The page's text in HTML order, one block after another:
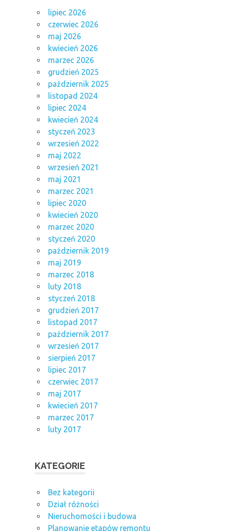
lipiec 2026
czerwiec 2026
maj 2026
kwiecień 2026
marzec 2026
grudzień 2025
październik 2025
listopad 2024
lipiec 2024
kwiecień 2024
styczeń 2023
wrzesień 2022
maj 2022
wrzesień 2021
maj 2021
marzec 2021
lipiec 2020
kwiecień 2020
marzec 2020
styczeń 2020
październik 2019
maj 2019
marzec 2018
luty 2018
styczeń 2018
grudzień 2017
listopad 2017
październik 2017
wrzesień 2017
sierpień 2017
lipiec 2017
czerwiec 2017
maj 2017
kwiecień 2017
marzec 2017
luty 2017
KATEGORIE
Bez kategorii
Dział różności
Nieruchomości i budowa
Planowanie etapów remontu